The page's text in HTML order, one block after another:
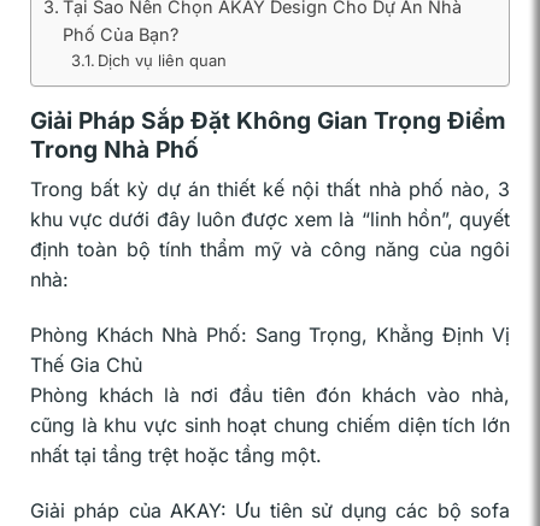
Tại Sao Nên Chọn AKAY Design Cho Dự Án Nhà
Phố Của Bạn?
Dịch vụ liên quan
Giải Pháp Sắp Đặt Không Gian Trọng Điểm
Trong Nhà Phố
Trong bất kỳ dự án thiết kế nội thất nhà phố nào, 3
khu vực dưới đây luôn được xem là “linh hồn”, quyết
định toàn bộ tính thẩm mỹ và công năng của ngôi
nhà:
Phòng Khách Nhà Phố: Sang Trọng, Khẳng Định Vị
Thế Gia Chủ
Phòng khách là nơi đầu tiên đón khách vào nhà,
cũng là khu vực sinh hoạt chung chiếm diện tích lớn
nhất tại tầng trệt hoặc tầng một.
Giải pháp của AKAY: Ưu tiên sử dụng các bộ sofa